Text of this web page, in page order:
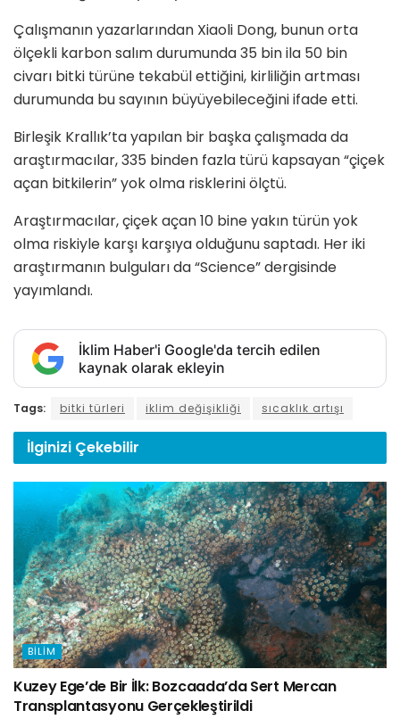
Çalışmanın yazarlarından Xiaoli Dong, bunun orta
ölçekli karbon salım durumunda 35 bin ila 50 bin
civarı bitki türüne tekabül ettiğini, kirliliğin artması
durumunda bu sayının büyüyebileceğini ifade etti.
Birleşik Krallık’ta yapılan bir başka çalışmada da
araştırmacılar, 335 binden fazla türü kapsayan “çiçek
açan bitkilerin” yok olma risklerini ölçtü.
Araştırmacılar, çiçek açan 10 bine yakın türün yok
olma riskiyle karşı karşıya olduğunu saptadı. Her iki
araştırmanın bulguları da “Science” dergisinde
yayımlandı.
İklim Haber'i Google'da tercih edilen
kaynak olarak ekleyin
Tags: bitki türleri iklim değişikliği sıcaklık artışı
İlginizi Çekebilir
BILIM
Kuzey Ege’de Bir İlk: Bozcaada’da Sert Mercan
Transplantasyonu Gerçekleştirildi